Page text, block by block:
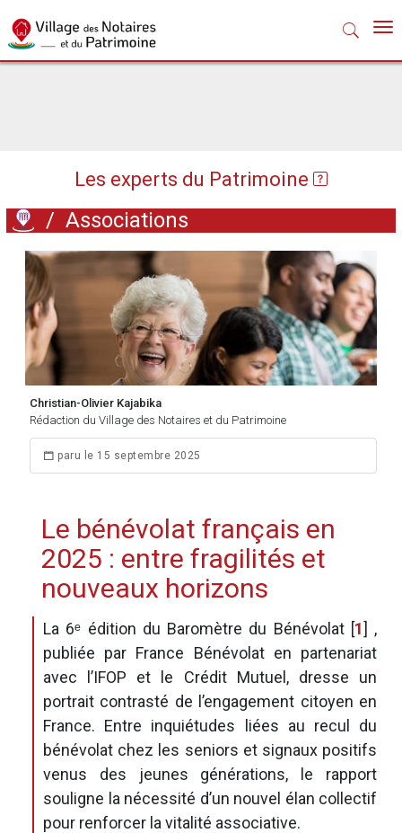
Les experts du Patrimoine
/ Associations
Christian-Olivier Kajabika
Rédaction du Village des Notaires et du Patrimoine
paru le 15 septembre 2025
Le bénévolat français en
2025 : entre fragilités et
nouveaux horizons
La 6ᵉ édition du Baromètre du Bénévolat[1] ,
publiée par France Bénévolat en partenariat
avec l’IFOP et le Crédit Mutuel, dresse un
portrait contrasté de l’engagement citoyen en
France. Entre inquiétudes liées au recul du
bénévolat chez les seniors et signaux positifs
venus des jeunes générations, le rapport
souligne la nécessité d’un nouvel élan collectif
pour renforcer la vitalité associative.